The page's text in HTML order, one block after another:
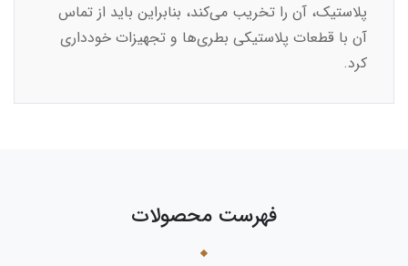
پلاستیک، آن را تخریب می‌کند، بنابراین باید از تماس
آن با قطعات پلاستیکی بطری‌ها و تجهیزات خودداری
کرد.
فهرست محصولات